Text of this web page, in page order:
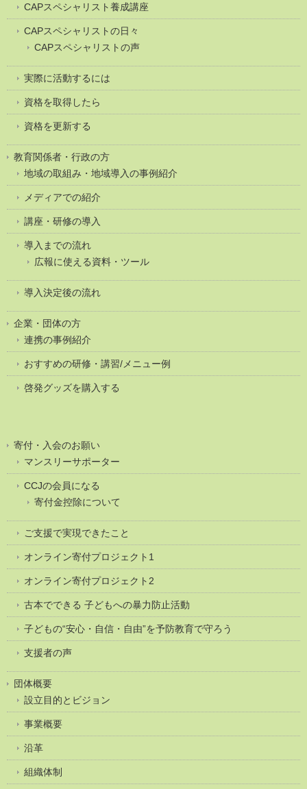
CAPスペシャリスト養成講座
CAPスペシャリストの日々
CAPスペシャリストの声
実際に活動するには
資格を取得したら
資格を更新する
教育関係者・行政の方
地域の取組み・地域導入の事例紹介
メディアでの紹介
講座・研修の導入
導入までの流れ
広報に使える資料・ツール
導入決定後の流れ
企業・団体の方
連携の事例紹介
おすすめの研修・講習/メニュー例
啓発グッズを購入する
寄付・入会のお願い
マンスリーサポーター
CCJの会員になる
寄付金控除について
ご支援で実現できたこと
オンライン寄付プロジェクト1
オンライン寄付プロジェクト2
古本でできる 子どもへの暴力防止活動
子どもの“安心・自信・自由”を予防教育で守ろう
支援者の声
団体概要
設立目的とビジョン
事業概要
沿革
組織体制